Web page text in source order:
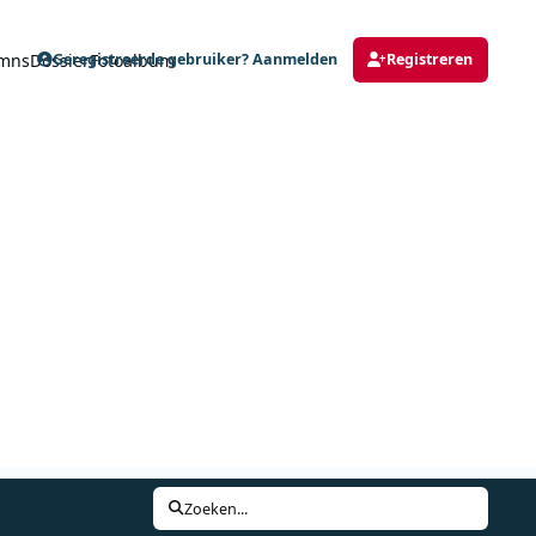
DossierFotoalbum
Geregistreerde gebruiker? Aanmelden Registreren
Zoeken...